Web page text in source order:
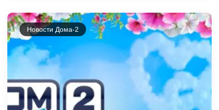
Новости Дома-2